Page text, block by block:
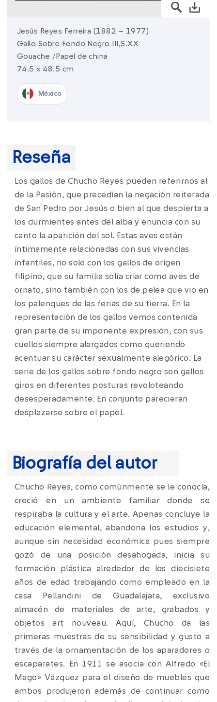
Jesús Reyes Ferreira (1882 – 1977)
Gallo Sobre Fondo Negro III,S.XX
Gouache /Papel de china
74.5 x 48.5 cm
México​
Reseña
Los gallos de Chucho Reyes pueden referirnos al
de la Pasión, que precedían la negación reiterada
de San Pedro por Jesús o bien al que despierta a
los durmientes antes del alba y enuncia con su
canto la aparición del sol. Estas aves están
íntimamente relacionadas con sus vivencias
infantiles, no solo con los gallos de origen
filipino, que su familia solía criar como aves de
ornato, sino también con los de pelea que vio en
los palenques de las ferias de su tierra. En la
representación de los gallos vemos contenida
gran parte de su imponente expresión, con sus
cuellos siempre alargados como queriendo
acentuar su carácter sexualmente alegórico. La
serie de los gallos sobre fondo negro son gallos
giros en diferentes posturas revoloteando
desesperadamente. En conjunto parecieran
desplazarse sobre el papel.
Biografía del autor
Chucho Reyes, como comúnmente se le conocía,
creció en un ambiente familiar donde se
respiraba la cultura y el arte. Apenas concluye la
educación elemental, abandona los estudios y,
aunque sin necesidad económica pues siempre
gozó de una posición desahogada, inicia su
formación plástica alrededor de los diecisiete
años de edad trabajando como empleado en la
casa Pellandini de Guadalajara, exclusivo
almacén de materiales de arte, grabados y
objetos art nouveau. Aquí, Chucho da las
primeras muestras de su sensibilidad y gusto a
través de la ornamentación de los aparadores o
escaparates. En 1911 se asocia con Alfredo «El
Mago» Vázquez para el diseño de muebles que
ambos produjeron además de continuar como